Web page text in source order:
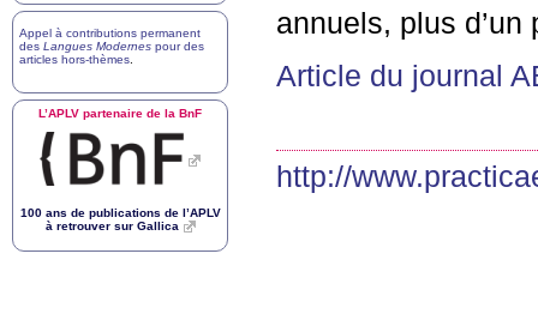
annuels, plus
Article du journal
http://
Appel à contributions permanent
des Langues Modernes pour des
articles hors-thèmes
L’APLV partenaire de la BnF
100 ans de publications de l’APLV
à retrouver sur Gallica